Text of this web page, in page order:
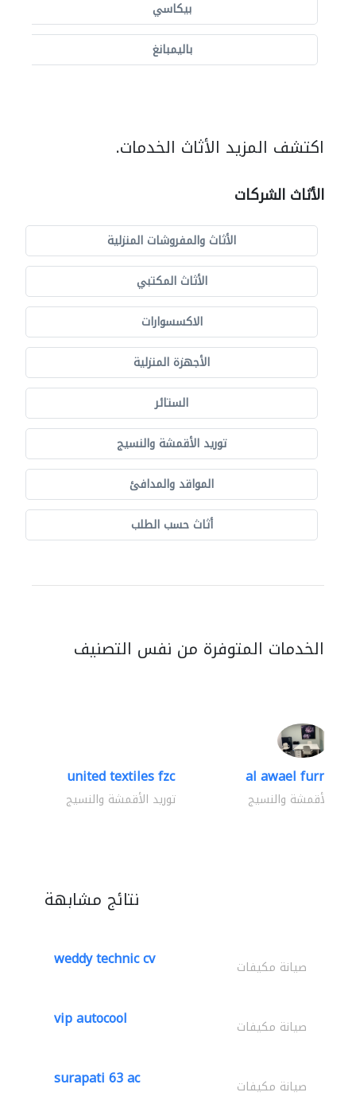
بيكاسي
باليمبانغ
اكتشف المزيد الأثاث الخدمات.
الأثاث الشركات
الأثاث والمفروشات المنزلية
الأثاث المكتبي
الاكسسوارات
الأجهزة المنزلية
الستائر
توريد الأقمشة والنسيج
المواقد والمدافئ
أثاث حسب الطلب
الخدمات المتوفرة من نفس التصنيف
united textiles fzc
توريد الأقمشة والنسيج
al awael
الأقمشة والنسيج
نتائج مشابهة
weddy technic cv صيانة مكيفات
vip autocool صيانة مكيفات
surapati 63 ac صيانة مكيفات